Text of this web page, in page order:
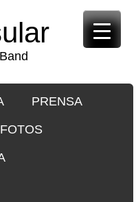
PRENSA
FOTOS